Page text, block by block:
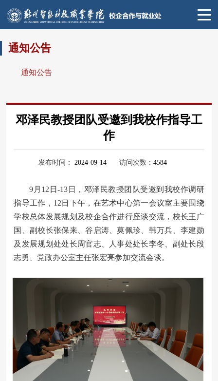
通知公告
通知公告
邓泽民教授团队受邀到我校作指导工
作
发布时间： 2024-09-14 访问次数： 4584
9月12日-13日，邓泽民教授团队受邀到我校作调研
指导工作，12日下午，在艺术中心第一会议室主要围绕
学校总体发展规划及校企合作进行座谈交流，校长王广
国、副校长张保来、谷启涛、莫佩珍、韩万兵、李建勋
及发展规划处处长周官志、人事处处长李冬、副处长段
志勇、党政办公室主任张宏亮参加交流会谈。